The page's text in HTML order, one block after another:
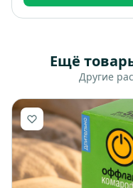
Ещё
Другие